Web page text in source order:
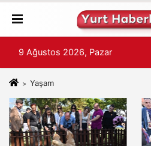
9 Ağustos 2026, Pazar
Yaşam